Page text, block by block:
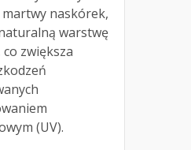
martwy naskórek,
warstwę
zwiększa
(UV).